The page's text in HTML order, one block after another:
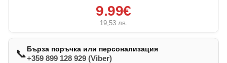
9.99€
19,53 лв.
📞Бърза поръчка или персонализация
+359 899 128 929 (Viber)